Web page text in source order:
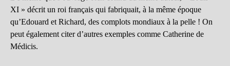
XI » décrit un roi français qui fabriquait, à la même époque
qu’Edouard et Richard, des complots mondiaux à la pelle ! On
peut également citer d’autres exemples comme Catherine de
Médicis.